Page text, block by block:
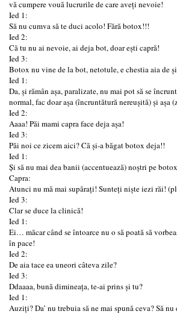
vă cumpere vouă lucrurile de care aveți nevoie!
Ied 1:
Să nu cumva să te duci acolo! Fără botox!!!
Ied 2:
Că tu nu ai nevoie, ai deja bot, doar ești capră!
Ied 3:
Botox nu vine de la bot, netotule, e chestia aia de
Ied 1:
Da, și rămân așa, paralizate, nu mai pot să se
normal, fac doar așa (încruntătură nereușită) și așa
Ied 2:
Aaaa! Păi mami capra face deja așa!
Ied 3:
Păi noi ce zicem aici? Că și-a băgat botox deja!!
Ied 1:
Și să nu mai dea banii (accentuează) noștri pe
Capra:
Atunci nu mă mai supărați! Sunteți niște iezi răi!
Ied 3:
Clar se duce la clinică!
Ied 1:
Ei… măcar când se întoarce nu o să poată să
în pace!
Ied 2:
De aia tace ea uneori câteva zile?
Ied 3:
Ddaaaa, bună dimineața, te-ai prins și tu?
Ied 1:
Auziți? Da’ nu trebuia să ne mai spună ceva? Să